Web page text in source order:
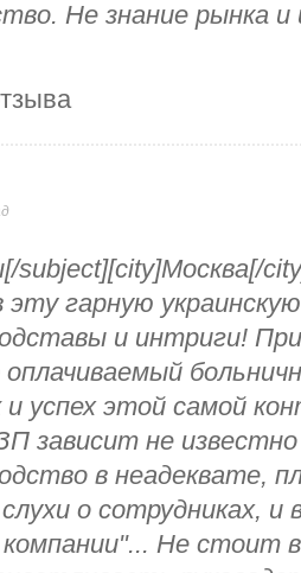
Не знание
subject][city]Москва[/
гарную
и интриги!
успех этой самой
зависит не
в неадеквате,
о сотрудниках, и
Не стоит